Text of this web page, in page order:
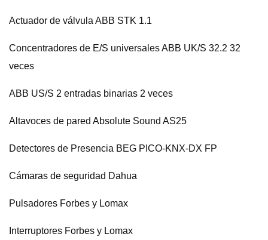
Actuador de válvula ABB STK 1.1
Concentradores de E/S universales ABB UK/S 32.2 32
veces
ABB US/S 2 entradas binarias 2 veces
Altavoces de pared Absolute Sound AS25
Detectores de Presencia BEG PICO-KNX-DX FP
Cámaras de seguridad Dahua
Pulsadores Forbes y Lomax
Interruptores Forbes y Lomax